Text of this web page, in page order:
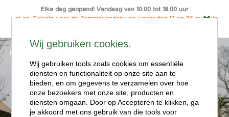
Elke dag geopend! Vandaag van 10:00 tot 18:00 uur
Let op: Tickets voor de Zomeravonden van woensdag 12 en 26 aug zijn
Ga
naar
inhoud
Wij gebruiken cookies.
Wij gebruiken tools zoals cookies om essentiële
diensten en functionaliteit op onze site aan te
bieden, en om gegevens te verzamelen over hoe
onze bezoekers met onze site, producten en
diensten omgaan. Door op Accepteren te klikken, ga
je akkoord met ons gebruik van die tools voor